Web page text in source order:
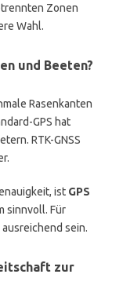
Zonen
Wahl.
und Beeten?
Rasenkanten
GPS hat
RTK-GNSS
ist GPS
sinnvoll. Für
sein.
zur